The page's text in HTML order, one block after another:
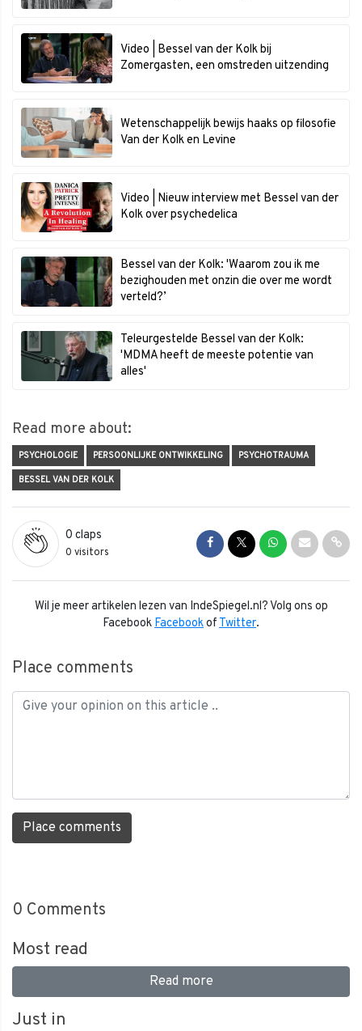
Video | Bessel van der Kolk bij
Zomergasten, een omstreden uitzending
Wetenschappelijk bewijs haaks op filosofie
Van der Kolk en Levine
Video | Nieuw interview met Bessel van der
Kolk over psychedelica
Bessel van der Kolk: 'Waarom zou ik me
bezighouden met onzin die over me wordt
verteld?’
Teleurgestelde Bessel van der Kolk:
'MDMA heeft de meeste potentie van
alles'
Read more about:
PSYCHOLOGIE PERSOONLIJKE ONTWIKKELING PSYCHOTRAUMA
BESSEL VAN DER KOLK
0 claps
0 visitors
Share on Facebook
Share on Twitter
Share onShare via
Wil je meer artikelen lezen van IndeSpiegel.nl? Volg ons op
Facebook Facebookof Twitter.
Place comments
Place comments
0 Comments
Most read
Read more
Just in